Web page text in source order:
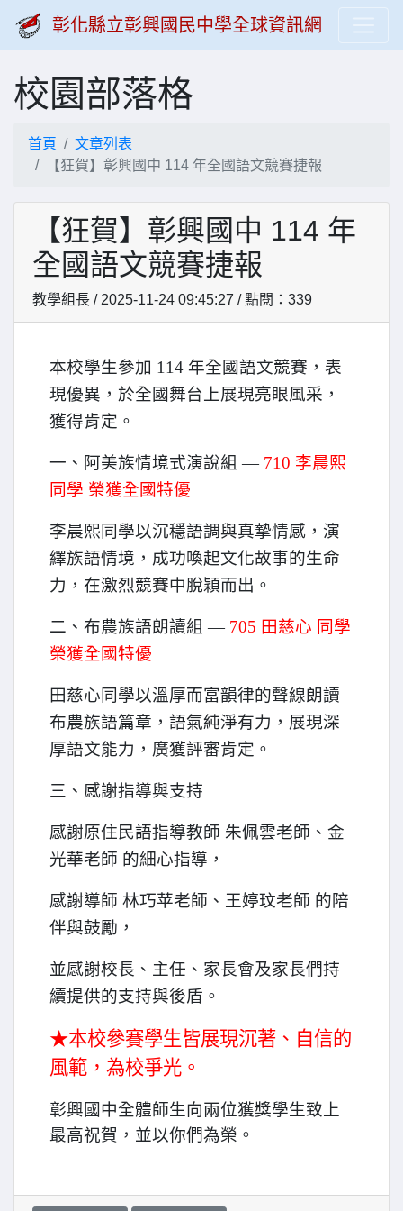
彰化縣立彰興國民中學全球資訊網
校園部落格
首頁
文章列表
【狂賀】彰興國中 114 年全國語文競賽捷報
【狂賀】彰興國中 114 年
全國語文競賽捷報
教學組長 / 2025-11-24 09:45:27 / 點閱：339
本校學生參加 114 年全國語文競賽，表
現優異，於全國舞台上展現亮眼風采，
獲得肯定。
一、阿美族情境式演說組 — 710 李晨熙
同學 榮獲全國特優
李晨熙同學以沉穩語調與真摯情感，演
繹族語情境，成功喚起文化故事的生命
力，在激烈競賽中脫穎而出。
二、布農族語朗讀組 — 705 田慈心 同學
榮獲全國特優
田慈心同學以溫厚而富韻律的聲線朗讀
布農族語篇章，語氣純淨有力，展現深
厚語文能力，廣獲評審肯定。
三、感謝指導與支持
感謝原住民語指導教師 朱佩雲老師、金
光華老師 的細心指導，
感謝導師 林巧苹老師、王婷玟老師 的陪
伴與鼓勵，
並感謝校長、主任、家長會及家長們持
續提供的支持與後盾。
★本校參賽學生皆展現沉著、自信的
風範，為校爭光。
彰興國中全體師生向兩位獲獎學生致上
最高祝賀，並以你們為榮。